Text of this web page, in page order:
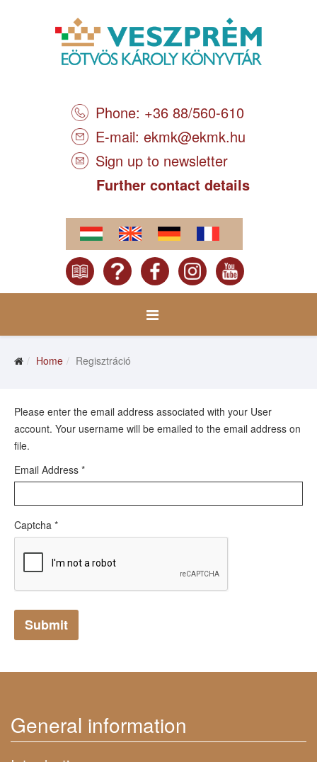
Phone: +36 88/560-610
E-mail: ekmk@ekmk.hu
Sign up to newsletter
Further contact details
Home Regisztráció
Please enter the email address associated with your User
account. Your username will be emailed to the email address on
file.
Email Address *
Captcha *
Submit
General information